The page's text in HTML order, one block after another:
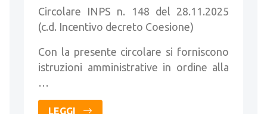
Circolare INPS n. 148 del 28.11.2025
(c.d. Incentivo decreto Coesione)
Con la presente circolare si forniscono
istruzioni amministrative in ordine alla
…
LEGGI